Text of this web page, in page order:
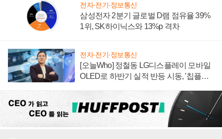
전자·전기·정보통신
삼성전자 2분기 글로벌 D램 점유율 39%
1위, SK하이닉스와 13%p 격차
전자·전기·정보통신
[오늘Who] 정철동 LG디스플레이 모바일
OLED로 하반기 실적 반등 시동, '칩플레